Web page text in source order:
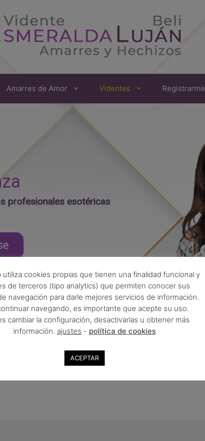
Amarres de Amor Videntes Registrarme
profesionales esotéricas
utiliza cookies propias que tienen una finalidad funcional y
de terceros (tipo analytics) que permiten conocer sus
navegación para darle mejores servicios de información.
navegando, es importante que acepte su uso.
cambiar la configuración, desactivarlas u obtener más
información. ajustes - política de cookies
ACEPTAR